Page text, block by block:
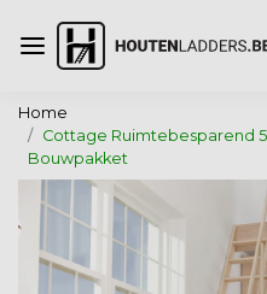
Home
Cottage Ruimtebesparend
Bouwpakket